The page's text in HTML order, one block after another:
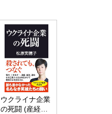
ホルムズ海峡危機で加速したエ
ネルギー転換が「中国依存」に
行き着くリスク
小山堅
2026年5月14日
ウクライナ企業
の死闘 (産経セ